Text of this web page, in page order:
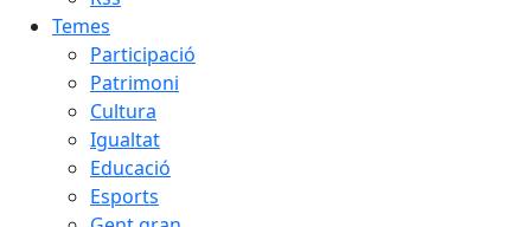
Temes
Participació
Patrimoni
Cultura
Igualtat
Educació
Esports